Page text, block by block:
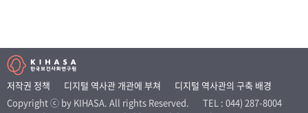
저작권 정책 디지털 역사관 개관에 부쳐
디지털 역사관의 구축 배경
Copyright ⓒ by KIHASA. All rights Reserved.
TEL : 044) 287-8004